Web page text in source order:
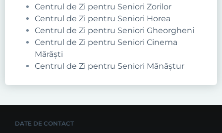
Centrul de Zi pentru Seniori Zorilor
Centrul de Zi pentru Seniori Horea
Centrul de Zi pentru Seniori Gheorgheni
Centrul de Zi pentru Seniori Cinema
Mărăști
Centrul de Zi pentru Seniori Mănăștur
DATE DE CONTACT